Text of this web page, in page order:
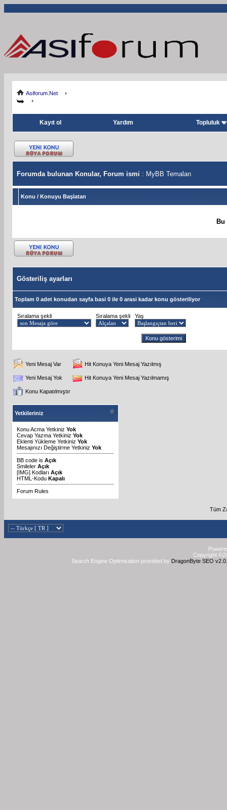
Asiforum.Net
Kayıt ol Yardım Topluluk
Forumda bulunan Konular, Forum ismi : MyBB Temaları
Konu / Konuyu Başlatan
Bu
Gösteriliş ayarları
Toplam 0 adet konudan sayfa basi 0 ile 0 arasi kadar konu gösteriliyor
Sıralama şekli Sıralama şekli Yaş
Yeni Mesaj Var Hit Konuya Yeni Mesaj Yazılmış
Yeni Mesaj Yok Hit Konuya Yeni Mesaj Yazılmamış
Konu Kapatılmıştır
Yetkileriniz
Konu Acma Yetkiniz Yok
Cevap Yazma Yetkiniz Yok
Eklenti Yükleme Yetkiniz Yok
Mesajınızı Değiştirme Yetkiniz Yok
BB code is Açık
Smileler Açık
[IMG] Kodları Açık
HTML-Kodu Kapalı
Forum Rules
Tüm
Copyright
Search Engine Optimisation provided by DragonByte SEO